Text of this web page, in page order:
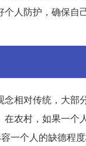
人防护，确保自
相对传统，大部
农村，如果一个
一个人的缺德程度